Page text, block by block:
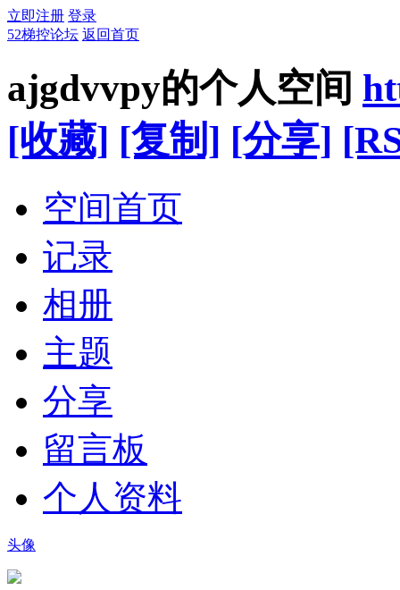
立即注册 登录
52梯控论坛 返回首页
ajgdvvpy的个人空间
[收藏] [复制] [分享]
空间首页
记录
相册
主题
分享
留言板
个人资料
头像